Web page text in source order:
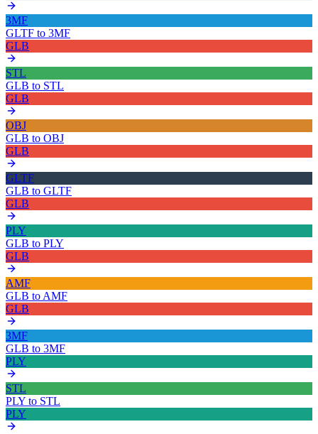
3MF
GLTF to 3MF
GLB
STL
GLB to STL
GLB
OBJ
GLB to OBJ
GLB
GLTF
GLB to GLTF
GLB
PLY
GLB to PLY
GLB
AMF
GLB to AMF
GLB
3MF
GLB to 3MF
PLY
STL
PLY to STL
PLY